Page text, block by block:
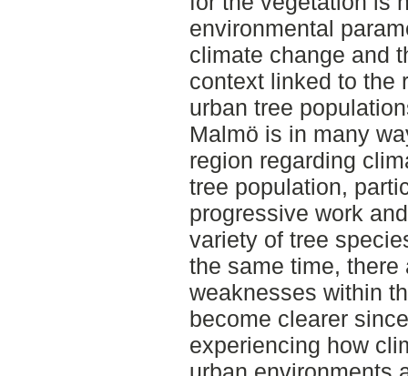
environmental
climate change and
context linked to the
urban tree
Malmö is in many
region regarding
tree population,
progressive work
variety of tree
the same time,
weaknesses within
become clearer
experiencing how